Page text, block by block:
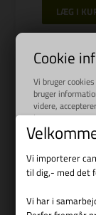
Cookie
Vi bruger
bruger
videre,
Læs mere
Vi importerer
til dig,- med det
Vi har i